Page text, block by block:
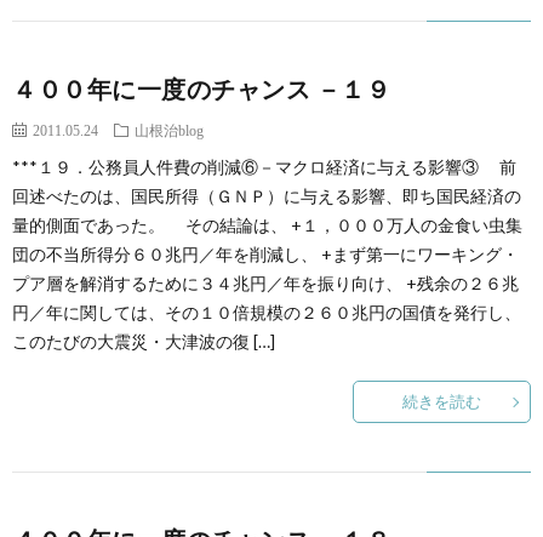
４００年に一度のチャンス －１９
2011.05.24 山根治blog
***１９．公務員人件費の削減⑥－マクロ経済に与える影響③ 前
回述べたのは、国民所得（ＧＮＰ）に与える影響、即ち国民経済の
量的側面であった。 その結論は、 +１，０００万人の金食い虫集
団の不当所得分６０兆円／年を削減し、 +まず第一にワーキング・
プア層を解消するために３４兆円／年を振り向け、 +残余の２６兆
円／年に関しては、その１０倍規模の２６０兆円の国債を発行し、
このたびの大震災・大津波の復 […]
続きを読む